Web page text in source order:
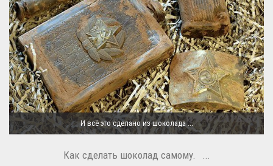
И всё это сделано из шоколада ...
Как сделать шоколад самому. ...